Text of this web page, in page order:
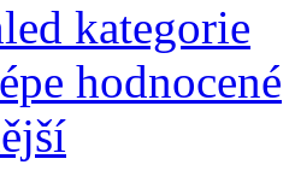
kategorie
hodnocené